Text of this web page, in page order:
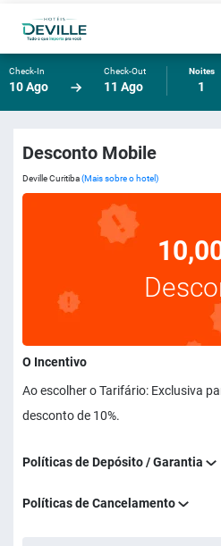
Check-In
10 Ago
Check-Out
11 Ago
Noites
1
Desconto Mobile
Deville Curitiba(Mais sobre o hotel)
O Incentivo
Ao escolher o Tarifário: Exclusiva
desconto de 10%.
Políticas de Depósito / Garantia
Políticas de Cancelamento